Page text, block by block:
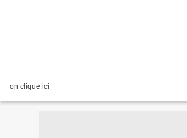
on clique ici